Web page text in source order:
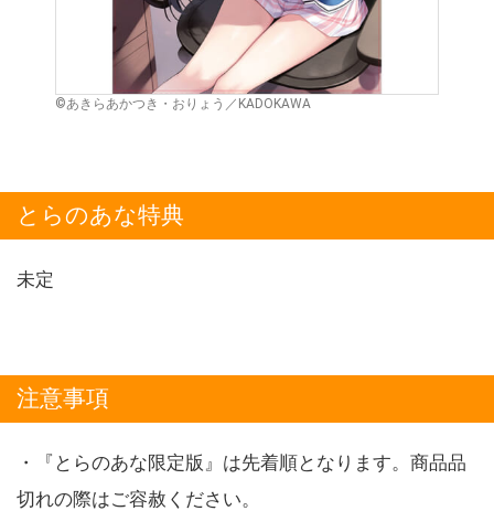
©あきらあかつき・おりょう／KADOKAWA
とらのあな特典
未定
注意事項
・『とらのあな限定版』は先着順となります。商品品
切れの際はご容赦ください。